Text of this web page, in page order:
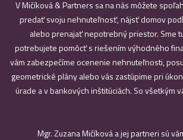
V Mičíková & Partners sa na nás môžete
predať svoju nehnuteľnosť, nájsť domov
alebo prenajať nepotrebný priestor. Sme
potrebujete pomôcť s riešením výhodného
vám zabezpečíme ocenenie nehnuteľnosti,
geometrické plány alebo vás zastúpime pri
úrade a v bankových inštitúciách. So všetkým
Mgr. Zuzana Mičíková a jej partneri sú